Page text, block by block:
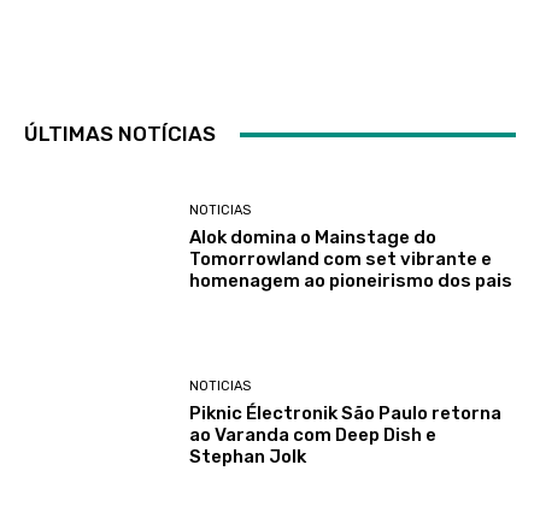
ÚLTIMAS NOTÍCIAS
NOTICIAS
Alok domina o Mainstage do
Tomorrowland com set vibrante e
homenagem ao pioneirismo dos pais
NOTICIAS
Piknic Électronik São Paulo retorna
ao Varanda com Deep Dish e
Stephan Jolk